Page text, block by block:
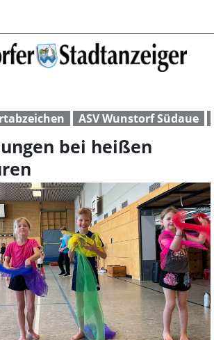
Coole
ASV Wunstorf Südaue
bei heißen